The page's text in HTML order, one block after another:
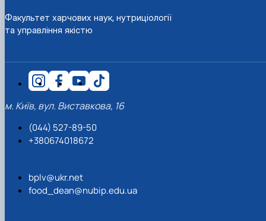
Факультет харчових наук, нутриціології
та управління якістю
м. Київ, вул. Виставкова, 16
(044) 527-89-50
+380674018672
bplv@ukr.net
food_dean@nubip.edu.ua